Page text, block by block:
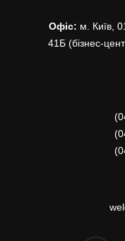
Офіс: м. Київ,
41Б (бізнес-